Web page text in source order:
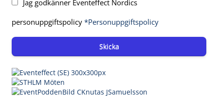
Jag godkänner Eventeffect Nordics
personuppgiftspolicy *Personuppgiftspolicy
Skicka